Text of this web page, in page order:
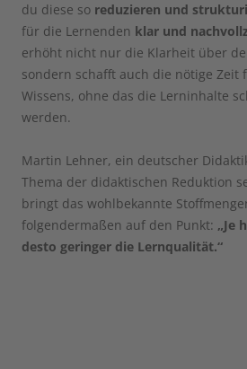
du diese so reduzieren und
für die Lernenden klar und
erhöht nicht nur die Klarheit über
sondern schafft auch die nötige Zeit
Wissens, ohne das die Lerninhalte
werden.
Martin Lehner, ein deutscher
Thema der didaktischen Reduktion
bringt das wohlbekannte
folgendermaßen auf den Punkt: „Je
desto geringer die Lernqualität.“